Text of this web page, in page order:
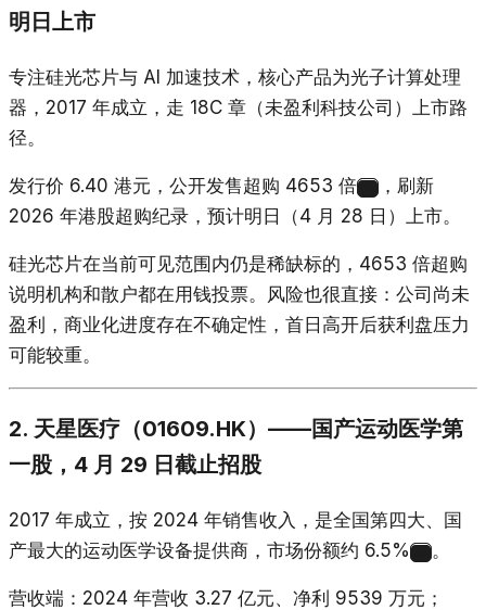
明日上市
专注硅光芯片与 AI 加速技术，核心产品为光子计算处理
器，2017 年成立，走 18C 章（未盈利科技公司）上市路
径。
发行价 6.40 港元，公开发售超购 4653 倍
，刷新
2026 年港股超购纪录，预计明日（4 月 28 日）上市。
硅光芯片在当前可见范围内仍是稀缺标的，4653 倍超购
说明机构和散户都在用钱投票。风险也很直接：公司尚未
盈利，商业化进度存在不确定性，首日高开后获利盘压力
可能较重。
2. 天星医疗（01609.HK）——国产运动医学第
一股，4 月 29 日截止招股
2017 年成立，按 2024 年销售收入，是全国第四大、国
产最大的运动医学设备提供商，市场份额约 6.5%
。
营收端：2024 年营收 3.27 亿元、净利 9539 万元；